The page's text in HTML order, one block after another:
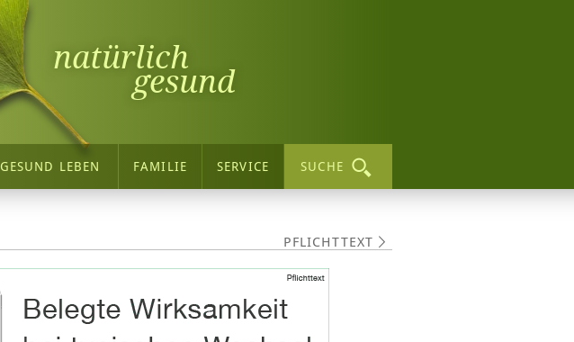
natürlich
gesund
GESUND LEBEN FAMILIE SERVICE SUCHE
PFLICHTTEXT